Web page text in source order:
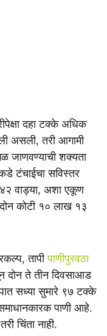
दहा टक्के अधिक
असली, तरी आगामी
जाणवण्याची शक्यता
टंचाईचा सविस्तर
वाड्या, अशा एकूण
दोन कोटी १० लाख १३
तापीपाणीपुरवठा
दोन ते तीन दिवसाआड
सध्या सुमारे ९७ टक्के
पाणी आहे.
चिंता नाही.